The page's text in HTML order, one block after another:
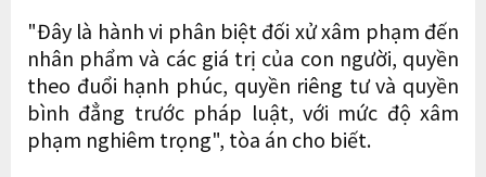
"Đây là hành vi phân biệt đối xử xâm phạm đến
nhân phẩm và các giá trị của con người, quyền
theo đuổi hạnh phúc, quyền riêng tư và quyền
bình đẳng trước pháp luật, với mức độ xâm
phạm nghiêm trọng", tòa án cho biết.